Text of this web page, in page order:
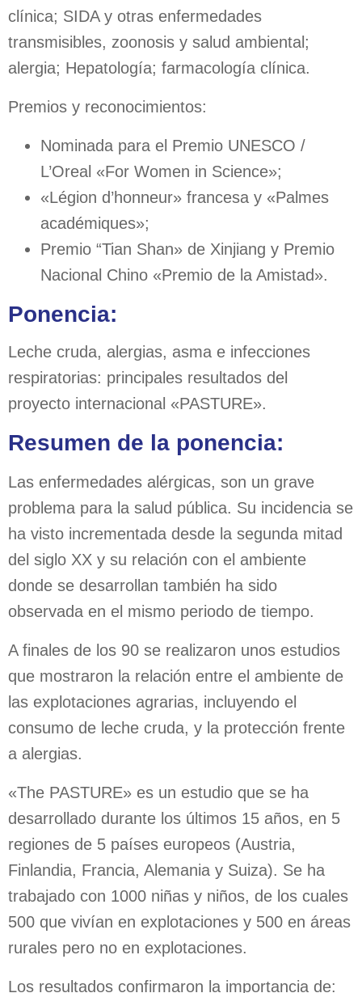
clínica; SIDA y otras enfermedades
transmisibles, zoonosis y salud ambiental;
alergia; Hepatología; farmacología clínica.
Premios y reconocimientos:
Nominada para el Premio UNESCO /
L’Oreal «For Women in Science»;
«Légion d’honneur» francesa y «Palmes
académiques»;
Premio “Tian Shan» de Xinjiang y Premio
Nacional Chino «Premio de la Amistad».
Ponencia:
Leche cruda, alergias, asma e infecciones
respiratorias: principales resultados del
proyecto internacional «PASTURE».
Resumen de la ponencia:
Las enfermedades alérgicas, son un grave
problema para la salud pública. Su incidencia se
ha visto incrementada desde la segunda mitad
del siglo XX y su relación con el ambiente
donde se desarrollan también ha sido
observada en el mismo periodo de tiempo.
A finales de los 90 se realizaron unos estudios
que mostraron la relación entre el ambiente de
las explotaciones agrarias, incluyendo el
consumo de leche cruda, y la protección frente
a alergias.
«The PASTURE» es un estudio que se ha
desarrollado durante los últimos 15 años, en 5
regiones de 5 países europeos (Austria,
Finlandia, Francia, Alemania y Suiza). Se ha
trabajado con 1000 niñas y niños, de los cuales
500 que vivían en explotaciones y 500 en áreas
rurales pero no en explotaciones.
Los resultados confirmaron la importancia de: